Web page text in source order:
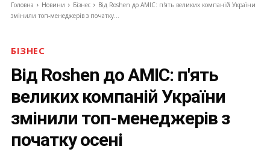
Головна Новини Бізнес
Від Roshen до AMIC: п'ять великих компаній України
змінили топ-менеджерів з початку...
БІЗНЕС
Від Roshen до AMIC: п'ять
великих компаній України
змінили топ-менеджерів з
початку осені